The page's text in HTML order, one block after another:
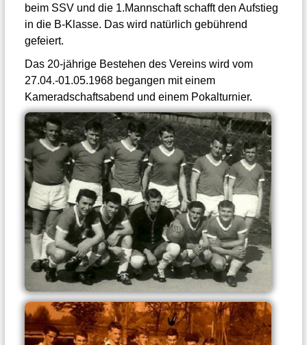
beim SSV und die 1.Mannschaft schafft den Aufstieg
in die B-Klasse. Das wird natürlich gebührend
gefeiert.
Das 20-jährige Bestehen des Vereins wird vom
27.04.-01.05.1968 begangen mit einem
Kameradschaftsabend und einem Pokalturnier.